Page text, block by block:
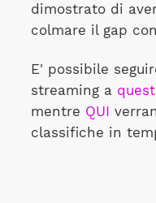
dimostrato di
colmare il gap
E' possibile
streaming a
mentre QUI
classifiche in